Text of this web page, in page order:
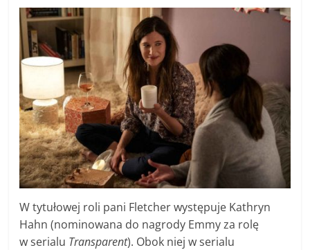
W tytułowej roli pani Fletcher występuje Kathryn
Hahn (nominowana do nagrody Emmy za rolę
w serialu Transparent). Obok niej w serialu